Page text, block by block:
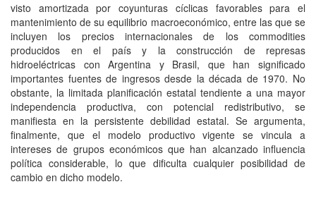
visto amortizada por coyunturas cíclicas favorables para el
mantenimiento de su equilibrio macroeconómico, entre las que se
incluyen los precios internacionales de los commodities
producidos en el país y la construcción de represas
hidroeléctricas con Argentina y Brasil, que han significado
importantes fuentes de ingresos desde la década de 1970. No
obstante, la limitada planificación estatal tendiente a una mayor
independencia productiva, con potencial redistributivo, se
manifiesta en la persistente debilidad estatal. Se argumenta,
finalmente, que el modelo productivo vigente se vincula a
intereses de grupos económicos que han alcanzado influencia
política considerable, lo que dificulta cualquier posibilidad de
cambio en dicho modelo.